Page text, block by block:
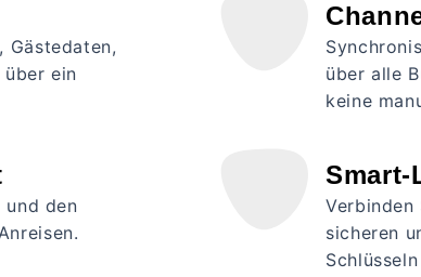
Gästedaten,
ein
über alle
keine
und den
Smart-
sicheren